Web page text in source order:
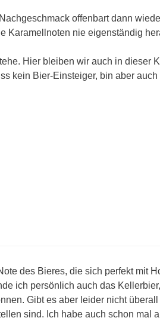
offenbart dann
Karamellnoten nie eigenständig
Hier bleiben wir auch in dieser
kein Bier-Einsteiger, bin aber auch
des Bieres, die sich perfekt mit
ich persönlich auch das
Gibt es aber leider nicht überall
sind. Ich habe auch schon mal